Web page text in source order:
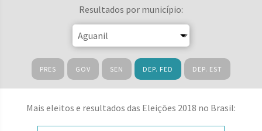
Resultados por município:
PRES GOV SEN DEP. FED DEP. EST
Mais eleitos e resultados das Eleições 2018 no Brasil: